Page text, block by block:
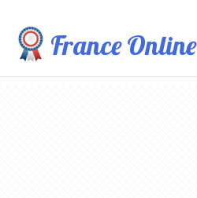
France Online